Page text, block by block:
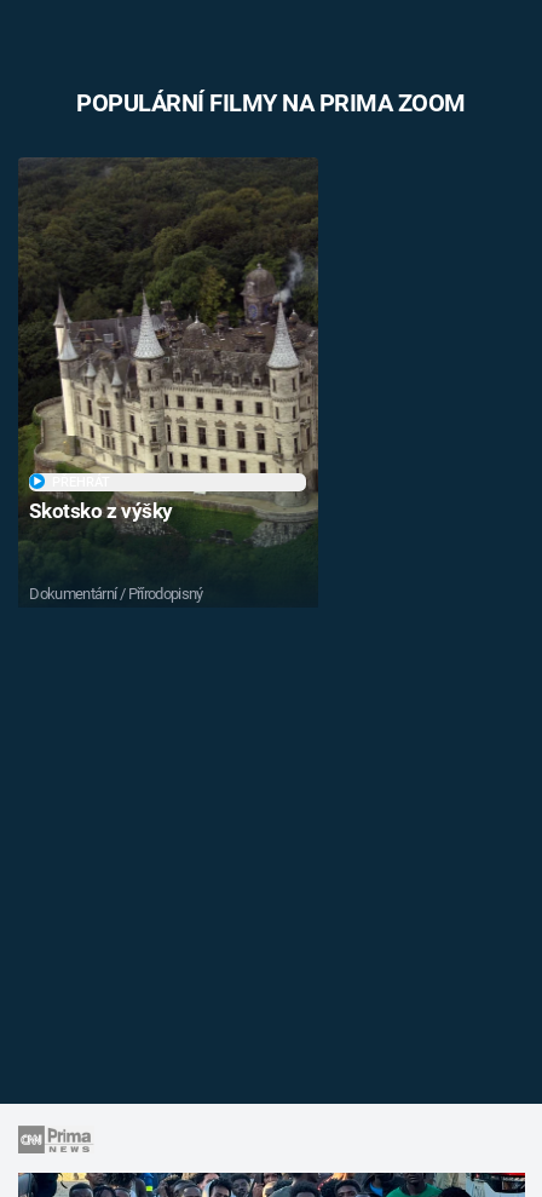
POPULÁRNÍ FILMY NA PRIMA ZOOM
Skotsko z výšky
Dokumentární / Přírodopisný